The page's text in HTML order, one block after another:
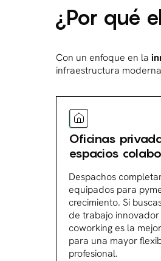
¿Por qué
Con un enfoque en la
infraestructura
Oficinas
espacios
Despachos
equipados para
crecimiento. Si
de trabajo
coworking es la
para una mayor
profesional.